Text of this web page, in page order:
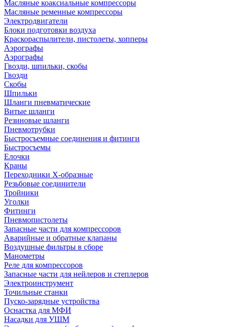
Масляные коаксиальные компрессоры
Масляные ременные компрессоры
Электродвигатели
Блоки подготовки воздуха
Краскораспылители, пистолеты, хопперы
Аэрографы
Аэрографы
Гвозди, шпильки, скобы
Гвозди
Скобы
Шпильки
Шланги пневматические
Витые шланги
Резиновые шланги
Пневмотрубки
Быстросъемные соединения и фитинги
Быстросъемы
Елочки
Краны
Переходники Х-образные
Резьбовые соединители
Тройники
Уголки
Фитинги
Пневмопистолеты
Запасные части для компрессоров
Аварийные и обратные клапаны
Воздушные фильтры в сборе
Манометры
Реле для компрессоров
Запасные части для нейлеров и степлеров
Электроинструмент
Точильные станки
Пуско-зарядные устройства
Оснастка для МФИ
Насадки для УШМ